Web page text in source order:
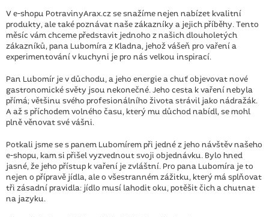
V e-shopu PotravinyArax.cz se snažíme nejen nabízet kvalitní
produkty, ale také poznávat naše zákazníky a jejich příběhy. Tento
měsíc vám chceme představit jednoho z našich dlouholetých
zákazníků, pana Lubomíra z Kladna, jehož vášeň pro vaření a
experimentování v kuchyni je pro nás velkou inspirací.
Pan Lubomír je v důchodu, a jeho energie a chuť objevovat nové
gastronomické světy jsou nekonečné. Jeho cesta k vaření nebyla
přímá; většinu svého profesionálního života strávil jako nádražák.
A až s příchodem volného času, který mu důchod nabídl, se mohl
plně věnovat své vášni.
Potkali jsme se s panem Lubomírem při jedné z jeho návštěv našeho
e-shopu, kam si přišel vyzvednout svoji objednávku. Bylo hned
jasné, že jeho přístup k vaření je zvláštní. Pro pana Lubomíra je to
nejen o přípravě jídla, ale o všestranném zážitku, který má splňovat
tři zásadní pravidla: jídlo musí lahodit oku, potěšit čich a chutnat
na jazyku.